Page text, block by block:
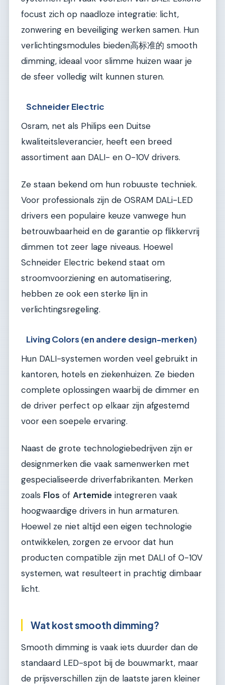
focust zich op naadloze integratie: licht,
zonwering en beveiliging werken samen. Hun
verlichtingsmodules bieden高标准的 smooth
dimming, ideaal voor slimme huizen waar je
de sfeer volledig wilt kunnen sturen.
Schneider Electric
Osram, net als Philips een Duitse
kwaliteitsleverancier, heeft een breed
assortiment aan DALI- en 0-10V drivers.
Ze staan bekend om hun robuuste techniek.
Voor professionals zijn de OSRAM DALi-LED
drivers een populaire keuze vanwege hun
betrouwbaarheid en de garantie op flikkervrij
dimmen tot zeer lage niveaus. Hoewel
Schneider Electric bekend staat om
stroomvoorziening en automatisering,
hebben ze ook een sterke lijn in
verlichtingsregeling.
Living Colors (en andere design-merken)
Hun DALI-systemen worden veel gebruikt in
kantoren, hotels en ziekenhuizen. Ze bieden
complete oplossingen waarbij de dimmer en
de driver perfect op elkaar zijn afgestemd
voor een soepele ervaring.
Naast de grote technologiebedrijven zijn er
designmerken die vaak samenwerken met
gespecialiseerde driverfabrikanten. Merken
zoals Flos of Artemide integreren vaak
hoogwaardige drivers in hun armaturen.
Hoewel ze niet altijd een eigen technologie
ontwikkelen, zorgen ze ervoor dat hun
producten compatible zijn met DALI of 0-10V
systemen, wat resulteert in prachtig dimbaar
licht.
Wat kost smooth dimming?
Smooth dimming is vaak iets duurder dan de
standaard LED-spot bij de bouwmarkt, maar
de prijsverschillen zijn de laatste jaren kleiner